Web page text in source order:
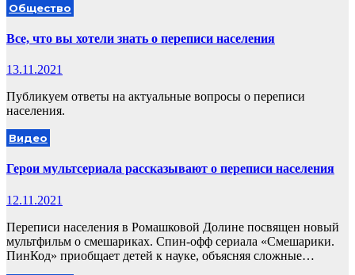
Общество
Все, что вы хотели знать о переписи населения
13.11.2021
Публикуем ответы на актуальные вопросы о переписи
населения.
Видео
Герои мультсериала рассказывают о переписи населения
12.11.2021
Переписи населения в Ромашковой Долине посвящен новый
мультфильм о смешариках. Спин-офф сериала «Смешарики.
ПинКод» приобщает детей к науке, объясняя сложные…